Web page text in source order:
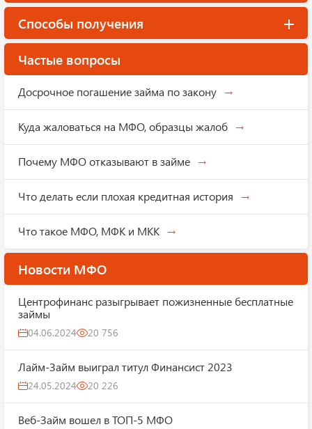
Способы получения
Частые вопросы
Досрочное погашение займа по закону
Куда жаловаться на МФО, образцы жалоб
Почему МФО отказывают в займе
Что делать если плохая кредитная история
Что такое МФО, МФК и МКК
Новости МФО
Центрофинанс разыгрывает пожизненные бесплатные
займы
04.06.2024 20 756
Лайм-Займ выиграл титул Финансист 2023
24.05.2024 20 226
Веб-Займ вошел в ТОП-5 МФО